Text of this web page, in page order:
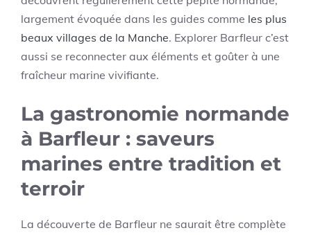
largement évoquée dans les guides comme les plus
beaux villages de la Manche. Explorer Barfleur c’est
aussi se reconnecter aux éléments et goûter à une
fraîcheur marine vivifiante.
La gastronomie normande
à Barfleur : saveurs
marines entre tradition et
terroir
La découverte de Barfleur ne saurait être complète